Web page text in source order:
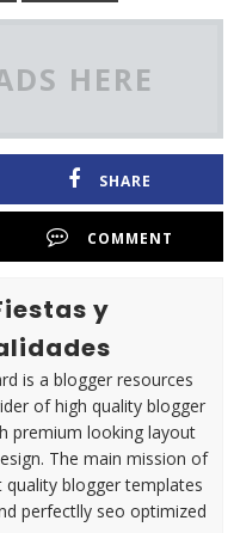
HERE
SHARE
COMMENT
y
is a blogger resources
of high quality blogger
premium looking layout
The main mission of
blogger templates
perfectlly seo optimized